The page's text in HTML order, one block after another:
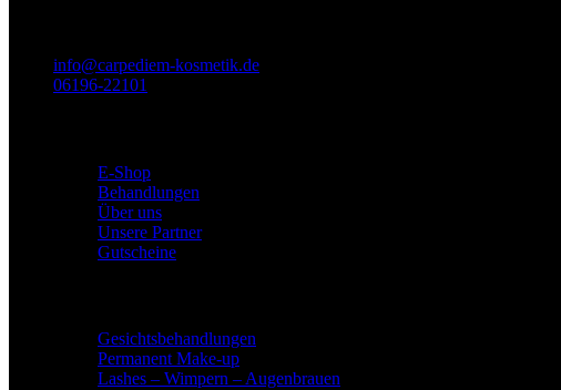
info@carpediem-kosmetik.de
06196-22101
E-Shop
Behandlungen
Über uns
Unsere Partner
Gutscheine
Gesichtsbehandlungen
Permanent Make-up
Lashes – Wimpern – Augenbrauen